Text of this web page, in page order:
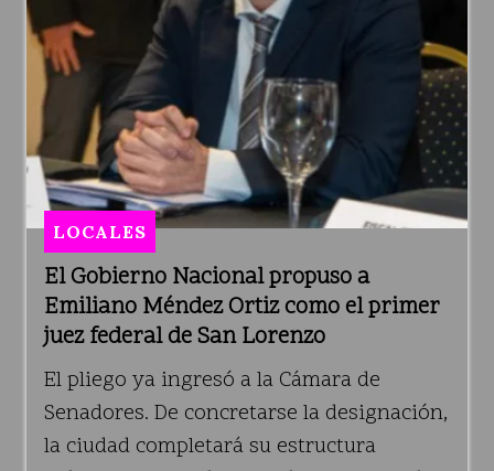
El Gobierno Nacional propuso a
Emiliano Méndez Ortiz como el primer
juez federal de San Lorenzo
LOCALES
El pliego ya ingresó a la Cámara de
Senadores. De concretarse la designación,
la ciudad completará su estructura